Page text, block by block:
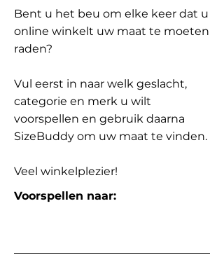
Bent u het beu om elke keer dat u
online winkelt uw maat te moeten
raden?
Vul eerst in naar welk geslacht,
categorie en merk u wilt
voorspellen en gebruik daarna
SizeBuddy om uw maat te vinden.
Veel winkelplezier!
Voorspellen naar: